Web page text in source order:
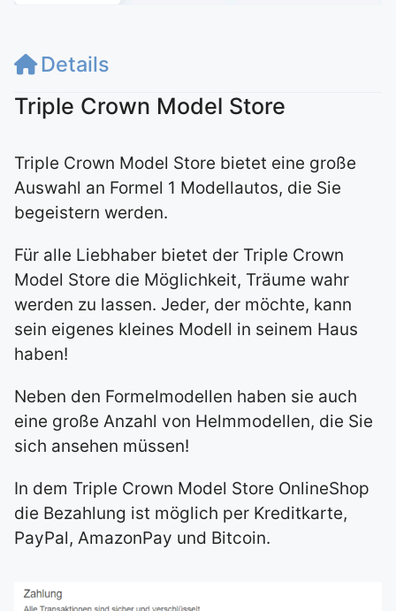
Details
Triple Crown Model Store
Triple Crown Model Store bietet eine große
Auswahl an Formel 1 Modellautos, die Sie
begeistern werden.
Für alle Liebhaber bietet der Triple Crown
Model Store die Möglichkeit, Träume wahr
werden zu lassen. Jeder, der möchte, kann
sein eigenes kleines Modell in seinem Haus
haben!
Neben den Formelmodellen haben sie auch
eine große Anzahl von Helmmodellen, die Sie
sich ansehen müssen!
In dem Triple Crown Model Store OnlineShop
die Bezahlung ist möglich per Kreditkarte,
PayPal, AmazonPay und Bitcoin.